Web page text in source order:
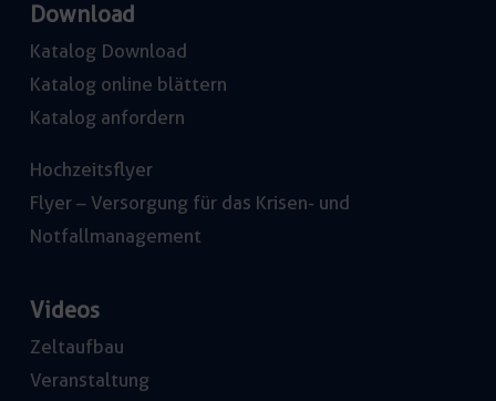
Download
Katalog Download
Katalog online blättern
Katalog anfordern
Hochzeitsflyer
Flyer – Versorgung für das Krisen- und
Notfallmanagement
Videos
Zeltaufbau
Veranstaltung